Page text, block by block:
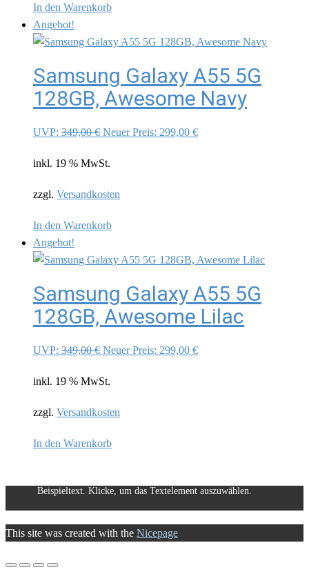
In den Warenkorb
Angebot!
Samsung Galaxy A55 5G
128GB, Awesome Navy
UVP: 349,00€ Ursprünglicher
war:
Neuer Preis: 299,00 €Aktueller
inkl. 19 % MwSt.
zzgl. Versandkosten
In den Warenkorb
Angebot!
Samsung Galaxy A55 5G
128GB, Awesome Lilac
UVP: 349,00€ Ursprünglicher
war:
Neuer Preis: 299,00 €Aktueller
inkl. 19 % MwSt.
zzgl. Versandkosten
In den Warenkorb
Beispieltext. Klicke, um das Textelement auszuwählen.
This site was created with the Nicepage